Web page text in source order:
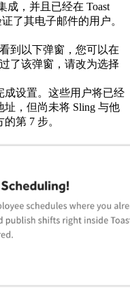
成，并且已经在 Toast
了其电子邮件的用户。
到以下弹窗，您可以在
了该弹窗，请改为选择
成设置。这些用户将已经
，但尚未将 Sling 与他
第 7 步。